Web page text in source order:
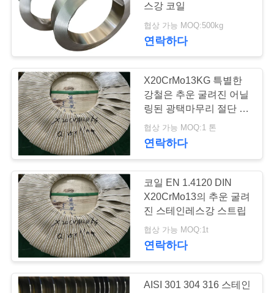
리
주
인
용
정밀도 스테인리스
지구
스테인리스 장과 코
일
372
스강 코일
협상 가능 MOQ:500kg
연락하다
X20CrMo13KG 특별한
강철은 추운 굴려진 어닐
링된 광택마무리 절단 가
장자리를 벗깁니다
협상 가능 MOQ:1 톤
연락하다
코일 EN 1.4120 DIN
X20CrMo13의 추운 굴려
진 스테인레스강 스트립
협상 가능 MOQ:1t
연락하다
AISI 301 304 316 스테인